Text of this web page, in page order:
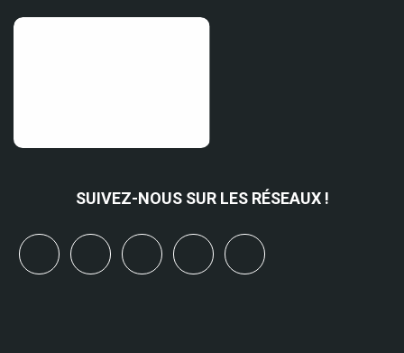
SUIVEZ-NOUS SUR LES RÉSEAUX !
linkedinyoutubebluesky mastodon